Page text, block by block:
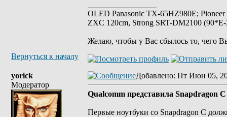
OLED Panasonic TX-65HZ980E;
ZXC 120cm, Strong SRT-DM2100
Желаю, чтобы у Вас сбылось то, чего
Вернуться к началу
yorick
Модератор
Добавлено: Пт Июн 05,
Qualcomm представила Snapdragon
Первые ноутбуки со Snapdragon C